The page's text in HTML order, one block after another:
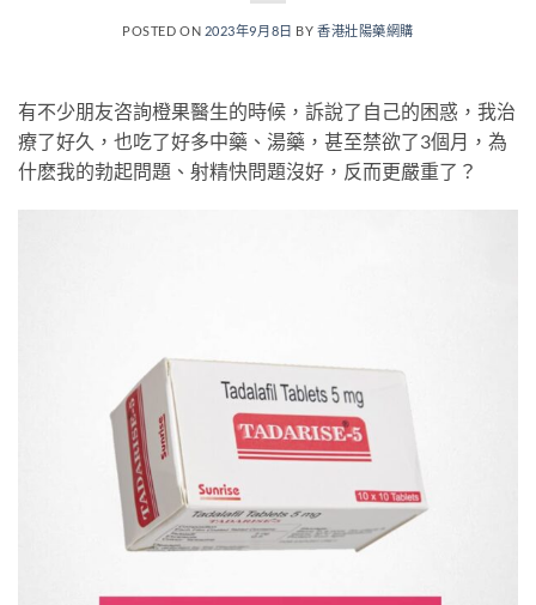
POSTED ON 2023年9月8日 BY 香港壯陽藥網購
有不少朋友咨詢橙果醫生的時候，訴說了自己的困惑，我治
療了好久，也吃了好多中藥、湯藥，甚至禁欲了3個月，為
什麽我的勃起問題、射精快問題沒好，反而更嚴重了？